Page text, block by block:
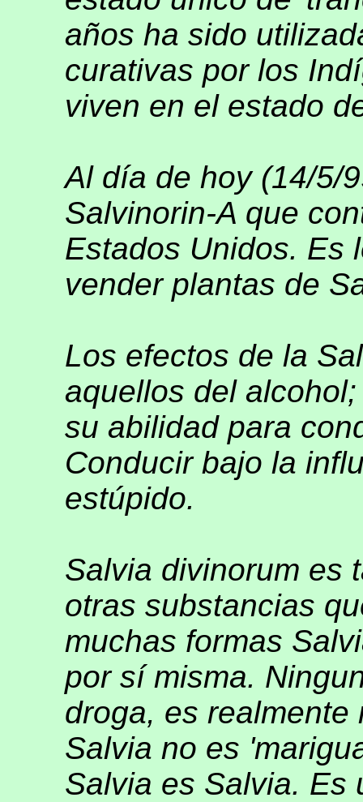
años ha sido
curativas por los
viven en el estado
Al día de hoy (14/5/
Salvinorin-A que
Estados Unidos. Es
vender plantas de
Los efectos de la
aquellos del
su abilidad para
Conducir bajo la
estúpido.
Salvia divinorum es
otras substancias
muchas formas
por sí misma.
droga, es
Salvia no es
Salvia es Salvia. Es